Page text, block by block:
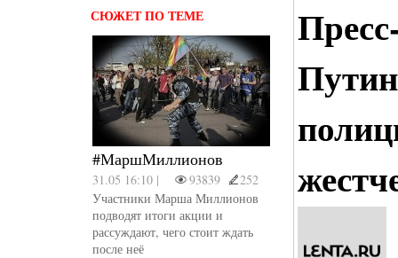
СЮЖЕТ ПО ТЕМЕ
#МаршМиллионов
31.05 16:10 | 93839
252
Участники Марша Миллионов
подводят итоги акции и
рассуждают, чего стоит ждать
после неё